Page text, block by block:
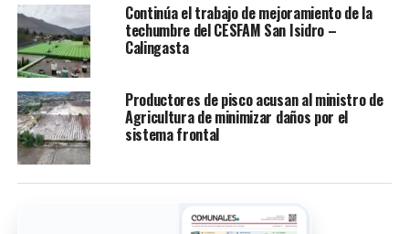
Continúa el trabajo de mejoramiento de la
techumbre del CESFAM San Isidro –
Calingasta
Productores de pisco acusan al ministro de
Agricultura de minimizar daños por el
sistema frontal